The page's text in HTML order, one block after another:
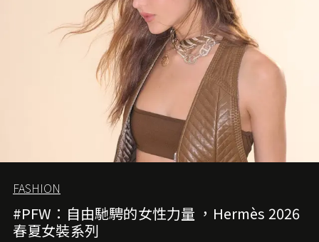
FASHION
#PFW：自由馳騁的女性力量 ，Hermès 2026
春夏女裝系列